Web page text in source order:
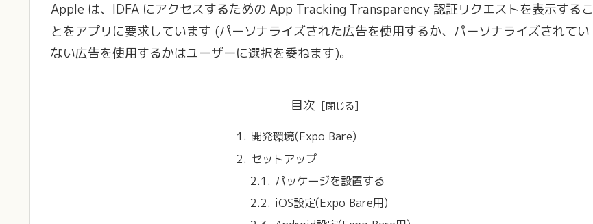
Apple は、IDFA にアクセスするための App Tracking Transparency 認証リクエストを表示するこ
とをアプリに要求しています (パーソナライズされた広告を使用するか、パーソナライズされてい
ない広告を使用するかはユーザーに選択を委ねます)。
目次
開発環境(Expo Bare)
セットアップ
パッケージを設置する
iOS設定(Expo Bare用)